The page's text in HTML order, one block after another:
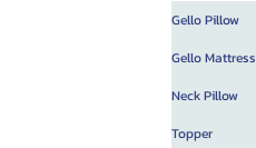
Gello Pillow
Gello Mattress
Neck Pillow
Topper